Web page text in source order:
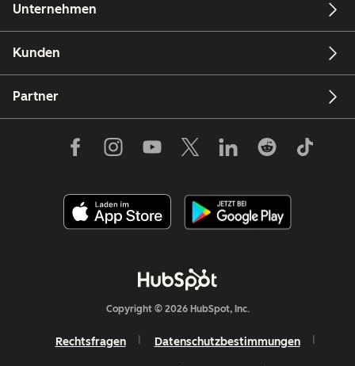
Unternehmen
Kunden
Partner
Copyright © 2026 HubSpot, Inc.
Rechtsfragen Datenschutzbestimmungen